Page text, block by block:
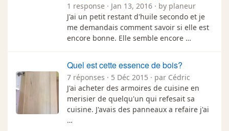
1 response · Jan 13, 2016 · by planeur
J'ai un petit restant d'huile secondo et je
me demandais comment savoir si elle est
encore bonne. Elle semble encore …
Quel est cette essence de bois?
7 réponses · 5 Déc 2015 · par Cédric
J'ai acheter des armoires de cuisine en
merisier de quelqu'un qui refesait sa
cuisine. J'avais des panneaux a refaire j'ai
…